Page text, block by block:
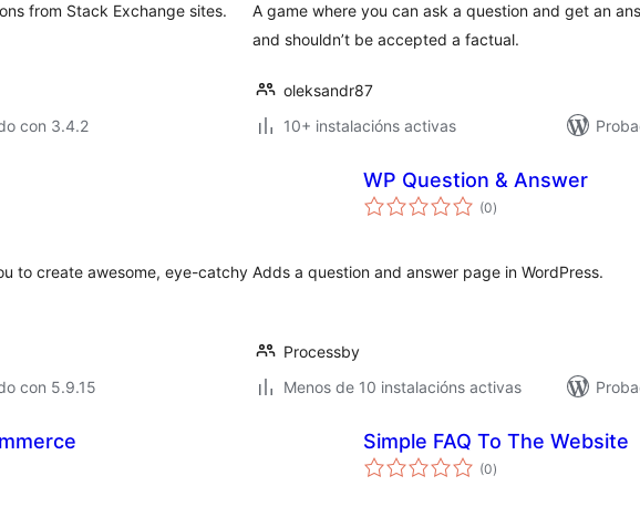
from Stack Exchange sites.
con 3.4.2
A game where you can ask a question and get an
and shouldn’t be accepted a factual.
oleksandr87
10+ instalacións activas
to create awesome, eye-catchy
con 5.9.15
WP Question & Answer
(0valoracións
totais
)
Adds a question and answer page in WordPress.
Processby
Menos de 10 instalacións activas
Simple FAQ To The Website
(0valoracións
totais
)